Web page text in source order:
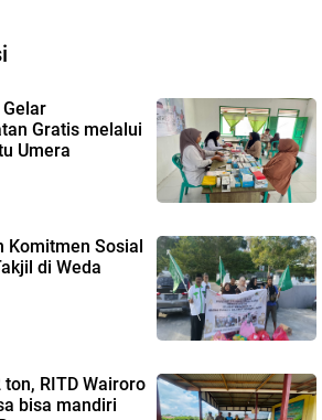
Gratis melalui
Umera
Komitmen Sosial
di Weda
RITD Wairoro
bisa mandiri